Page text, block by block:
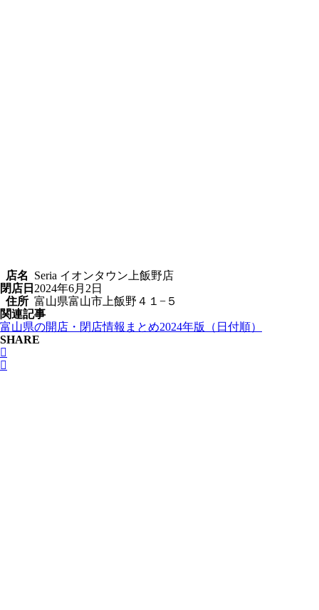
店名
Seria イオンタウン上飯野店
閉店日 2024年6月2日
住所 富山県富山市上飯野４１−５
関連記事
富山県の開店・閉店情報まとめ2024年版（日付順）
SHARE